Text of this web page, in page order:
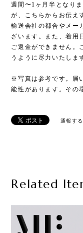
週間〜1ヶ月半となり
が、こちらからお伝え
輸送会社の都合やメー
ざいます。また、着用
ご返金ができません。
うように尽力いたしま
※写真は参考です。届
能性があります。その
通報する
Related